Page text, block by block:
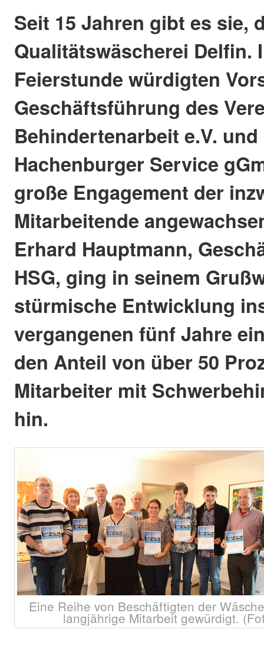
Seit 15 Jahren gibt es sie,
Qualitätswäscherei Delfin.
Feierstunde würdigten
Geschäftsführung des
Behindertenarbeit e.V.
Hachenburger Service
große Engagement der
Mitarbeitende
Erhard Hauptmann,
HSG, ging in seinem
stürmische Entwicklung
vergangenen fünf Jahre
den Anteil von über 50
Mitarbeiter mit
hin.
Eine Reihe von Beschäftigten der
langjährige Mitarbeit gewürdigt.